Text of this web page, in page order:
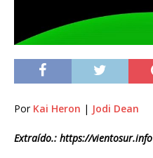
Por Kai Heron | Jodi Dean
Extraído.: https://vientosur.info